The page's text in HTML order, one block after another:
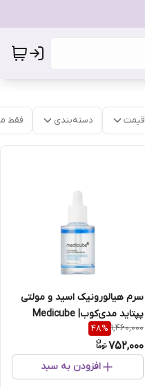
قیمت دسته‌بندی فقط
سرم هیالورونیک اسید و مولتی
پپتاید مدی‌کوب| Medicube
حجم 30میل
1,460,000
48%
752,000
افزودن به سبد